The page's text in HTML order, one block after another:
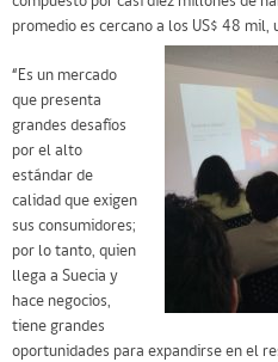
promedio es cercano a los US$ 48
“Es un mercado
que presenta
grandes desafíos
por el alto
estándar de
calidad que exigen
sus consumidores;
por lo tanto, quien
llega a Suecia y
hace negocios,
tiene grandes
oportunidades para expandirse en el